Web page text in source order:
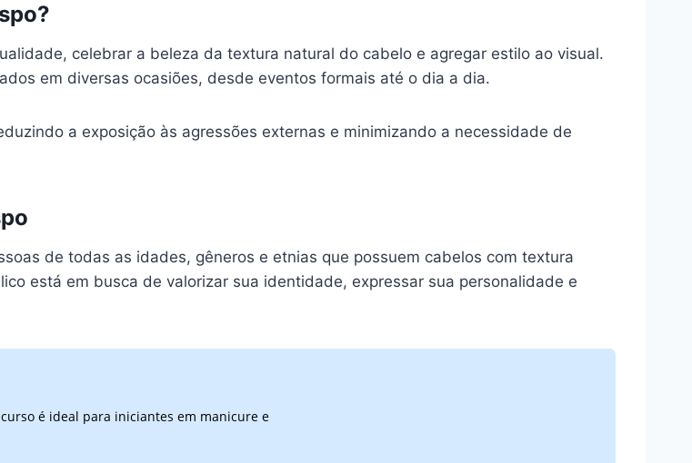
celebrar a beleza da textura natural do cabelo e agregar estilo ao visual.
em diversas ocasiões, desde eventos formais até o dia a dia.
a exposição às agressões externas e minimizando a necessidade de
de todas as idades, gêneros e etnias que possuem cabelos com textura
está em busca de valorizar sua identidade, expressar sua personalidade e
é ideal para iniciantes em manicure e